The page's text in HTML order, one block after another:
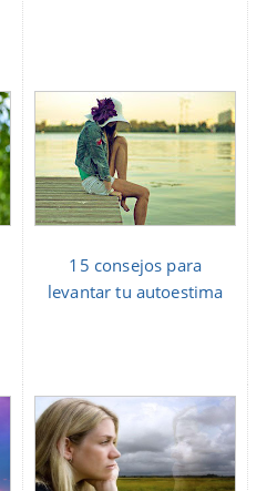
15 consejos para
levantar tu autoestima